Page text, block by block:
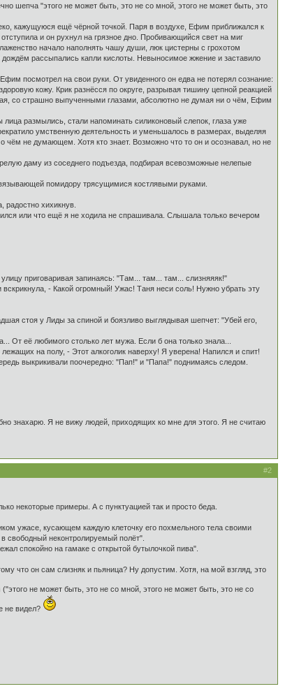
шепча "этого не может быть, это не со мной, этого не может быть, это
кажущуюся ещё чёрной точкой. Паря в воздухе, Ефим приближался к
и он рухнул на грязное дно. Пробивающийся свет на миг
начало наполнять чашу души, люк цистерны с грохотом
рассыпались капли кислоты. Невыносимое жжение и заставило
посмотрел на свои руки. От увиденного он едва не потерял сознание:
кожу. Крик разнёсся по округе, разрывая тишину цепной реакцией
со страшно выпученными глазами, абсолютно не думая ни о чём, Ефим
размылись, стали напоминать силиконовый слепок, глаза уже
умственную деятельность и уменьшалось в размерах, выделяя
не думающем. Хотя кто знает. Возможно что то он и осознавал, но не
даму из соседнего подъезда, подбирая всевозможные нелепые
помидору трясущимися костлявыми руками.
хихикнув.
или что ещё я не ходила не спрашивала. Слышала только вечером
приговаривая запинаясь: "Там... там... там... слизняяяк!"
- Какой огромный! Ужас! Таня неси соль! Нужно убрать эту
стоя у Лиды за спиной и боязливо выглядывая шепчет: "Убей его,
её любимого столько лет мужа. Если б она только знала...
на полу, - Этот алкоголик наверху! Я уверена! Напился и спит!
выкрикивали поочередно: "Пап!" и "Папа!" поднимаясь следом.
знахарю. Я не вижу людей, приходящих ко мне для этого. Я не считаю
#2
некоторые примеры. А с пунктуацией так и просто беда.
ужасе, кусающем каждую клеточку его похмельного тела своими
свободный неконтролируемый полёт".
спокойно на гамаке с открытой бутылочкой пива".
что он сам слизняк и пьяница? Ну допустим. Хотя, на мой взгляд, это
не может быть, это не со мной, этого не может быть, это не со
не видел?